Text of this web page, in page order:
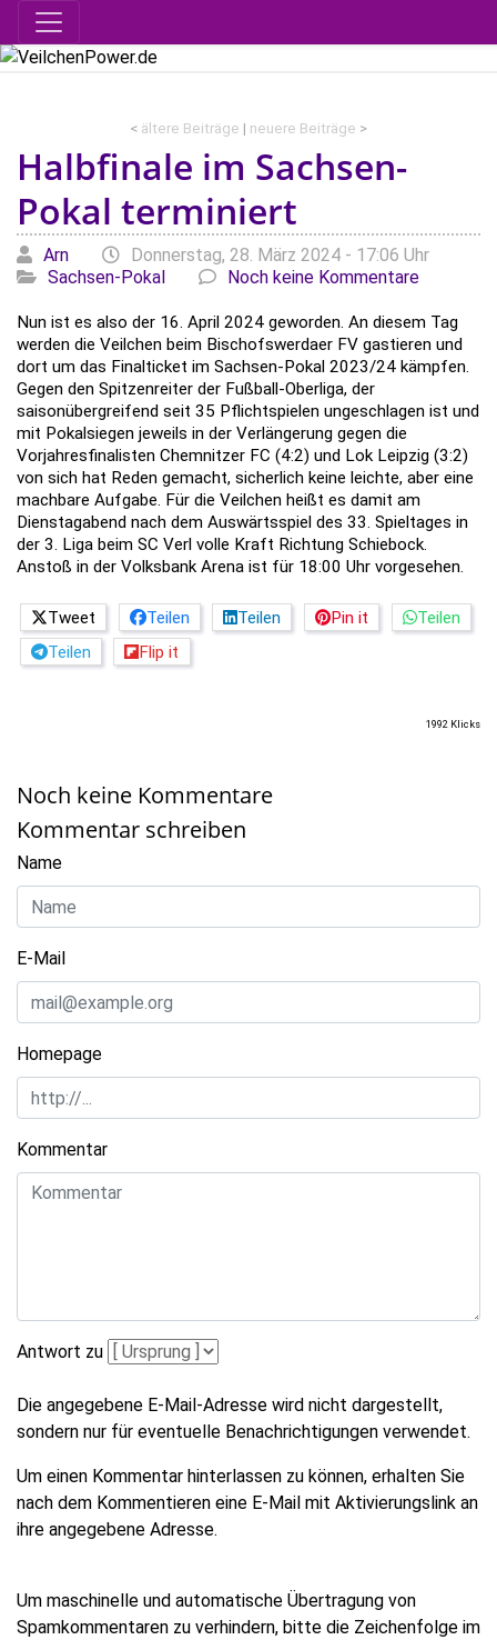
< ältere Beiträge | neuere Beiträge >
Halbfinale im Sachsen-
Pokal terminiert
Geschrieben von
Arn am Donnerstag, 28. März 2024 - 17:06 Uhr
Sachsen-Pokal
Noch keine Kommentare
Nun ist es also der 16. April 2024 geworden. An diesem Tag
werden die Veilchen beim Bischofswerdaer FV gastieren und
dort um das Finalticket im Sachsen-Pokal 2023/24 kämpfen.
Gegen den Spitzenreiter der Fußball-Oberliga, der
saisonübergreifend seit 35 Pflichtspielen ungeschlagen ist und
mit Pokalsiegen jeweils in der Verlängerung gegen die
Vorjahresfinalisten Chemnitzer FC (4:2) und Lok Leipzig (3:2)
von sich hat Reden gemacht, sicherlich keine leichte, aber eine
machbare Aufgabe. Für die Veilchen heißt es damit am
Dienstagabend nach dem Auswärtsspiel des 33. Spieltages in
der 3. Liga beim SC Verl volle Kraft Richtung Schiebock.
Anstoß in der Volksbank Arena ist für 18:00 Uhr vorgesehen.
Tweet Teilen Teilen Pin it
Teilen
Teilen
Flip it
1992 Klicks
Noch keine Kommentare
Kommentar schreiben
Name
E-Mail
Homepage
Kommentar
Antwort zu
Die angegebene E-Mail-Adresse wird nicht dargestellt,
sondern nur für eventuelle Benachrichtigungen verwendet.
Um einen Kommentar hinterlassen zu können, erhalten Sie
nach dem Kommentieren eine E-Mail mit Aktivierungslink an
ihre angegebene Adresse.
Um maschinelle und automatische Übertragung von
Spamkommentaren zu verhindern, bitte die Zeichenfolge im